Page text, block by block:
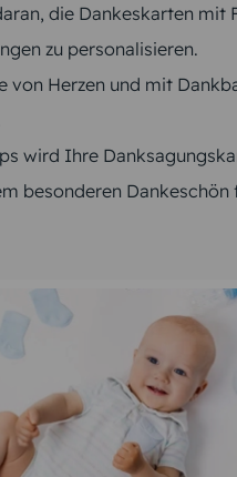
die Dankeskarten mit
zu personalisieren.
von Herzen und mit
wird Ihre
besonderen Dankeschön